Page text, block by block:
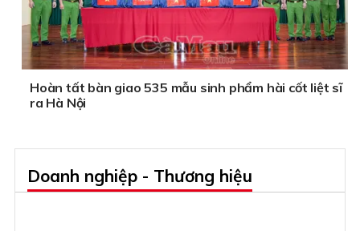
Hoàn tất bàn giao 535 mẫu sinh phẩm hài cốt liệt sĩ
ra Hà Nội
Doanh nghiệp - Thương hiệu